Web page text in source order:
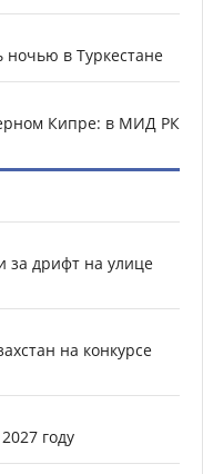
ночью в Туркестане
Кипре: в МИД РК
за дрифт на улице
на конкурсе
году